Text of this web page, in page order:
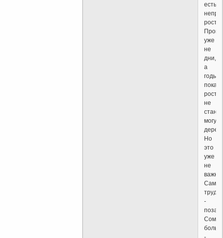
есть
рост.
уже
не
дни,
а
годы,
пока
не
станет
Но
это
уже
не
важно.
Самое
-